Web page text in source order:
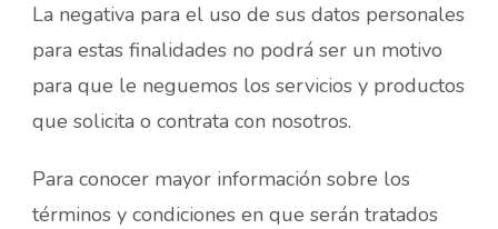
La negativa para el uso de sus datos personales
para estas finalidades no podrá ser un motivo
para que le neguemos los servicios y productos
que solicita o contrata con nosotros.
Para conocer mayor información sobre los
términos y condiciones en que serán tratados